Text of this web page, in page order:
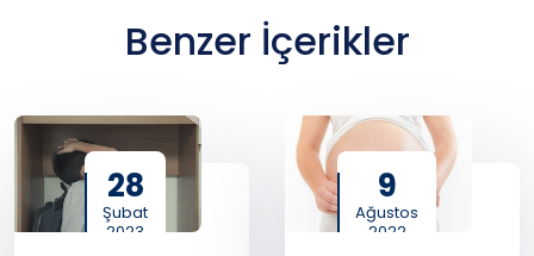
Benzer İçerikler
28
Şubat
2023
9
Ağustos
2022